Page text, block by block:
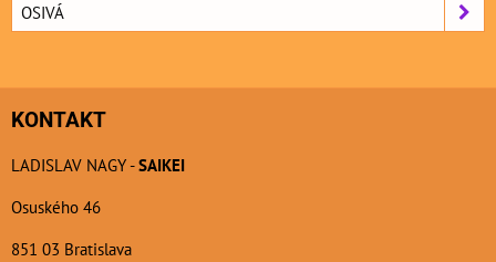
OSIVÁ
KONTAKT
LADISLAV NAGY -SAIKEI
Osuského 46
851 03 Bratislava